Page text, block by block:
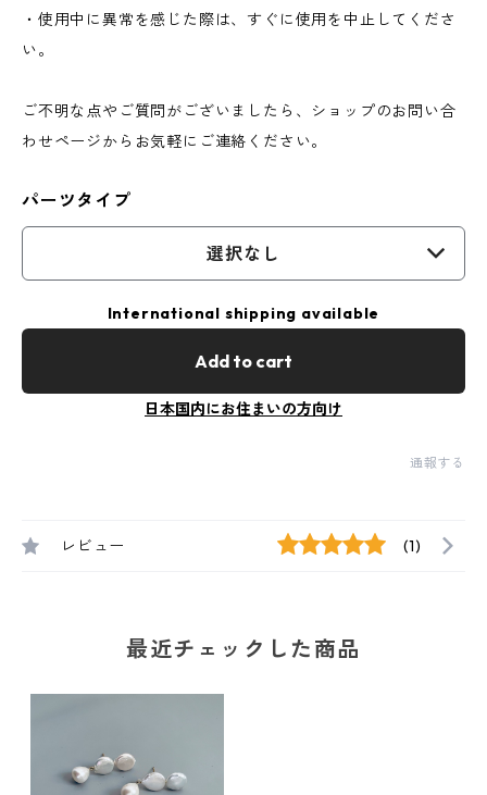
・使用中に異常を感じた際は、すぐに使用を中止してくださ
い。
ご不明な点やご質問がございましたら、ショップのお問い合
わせページからお気軽にご連絡ください。
パーツタイプ
選択なし
International shipping available
Add to cart
日本国内にお住まいの方向け
通報する
レビュー (1)
最近チェックした商品